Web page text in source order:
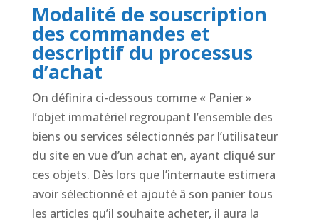
Modalité de souscription
des commandes et
descriptif du processus
d’achat
On définira ci-dessous comme « Panier »
l’objet immatériel regroupant l’ensemble des
biens ou services sélectionnés par l’utilisateur
du site en vue d’un achat en, ayant cliqué sur
ces objets. Dès lors que l’internaute estimera
avoir sélectionné et ajouté â son panier tous
les articles qu’il souhaite acheter, il aura la